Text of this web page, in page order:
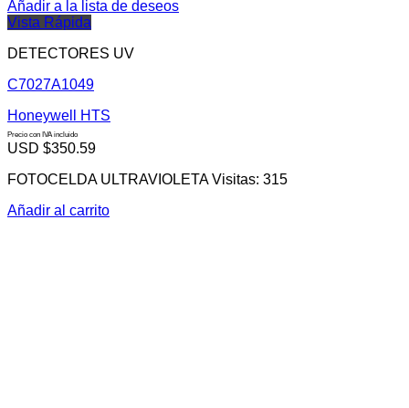
Añadir a la lista de deseos
Vista Rápida
DETECTORES UV
C7027A1049
Honeywell HTS
Precio con IVA incluido
USD $350.59
FOTOCELDA ULTRAVIOLETA Visitas: 315
Añadir al carrito